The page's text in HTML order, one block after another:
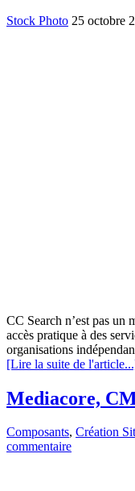
Stock Photo 25 octobre
CC Search n’est pas un
accès pratique à des
organisations
[Lire la suite de
Mediacore,
Composants, Création
commentaire